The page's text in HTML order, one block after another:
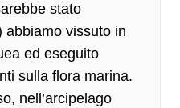
stato
abbiamo vissuto in
ed eseguito
sulla flora marina.
nell’arcipelago